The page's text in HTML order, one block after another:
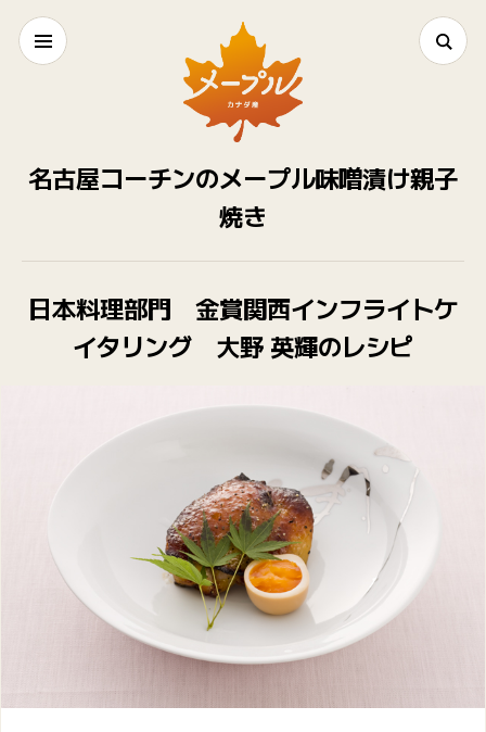
名古屋コーチンのメープル味噌漬け親子
焼き
日本料理部門 金賞関西インフライトケ
イタリング 大野 英輝のレシピ